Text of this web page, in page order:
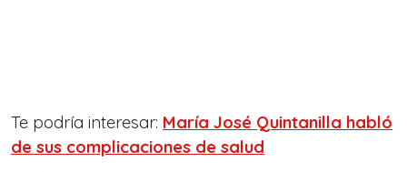
Te podría interesar: María José Quintanilla habló
de sus complicaciones de salud